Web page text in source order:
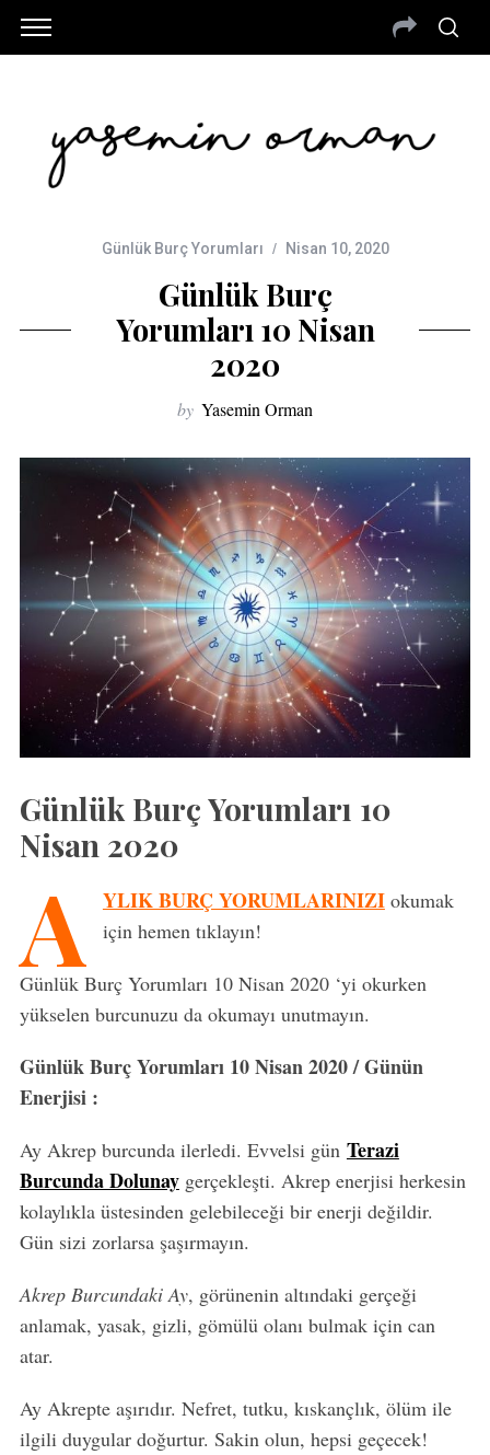
Günlük Burç Yorumları Nisan 10, 2020
Günlük Burç
Yorumları 10 Nisan
2020
by Yasemin Orman
Günlük Burç Yorumları 10
Nisan 2020
A YLIK BURÇ YORUMLARINIZI okumak
için hemen tıklayın!
Günlük Burç Yorumları 10 Nisan 2020 ‘yi okurken
yükselen burcunuzu da okumayı unutmayın.
Günlük Burç Yorumları 10 Nisan 2020 / Günün
Enerjisi :
Ay Akrep burcunda ilerledi. Evvelsi gün Terazi
Burcunda Dolunaygerçekleşti. Akrep enerjisi herkesin
kolaylıkla üstesinden gelebileceği bir enerji değildir.
Gün sizi zorlarsa şaşırmayın.
Akrep Burcundaki Ay, görünenin altındaki gerçeği
anlamak, yasak, gizli, gömülü olanı bulmak için can
atar.
Ay Akrepte aşırıdır. Nefret, tutku, kıskançlık, ölüm ile
ilgili duygular doğurtur. Sakin olun, hepsi geçecek!